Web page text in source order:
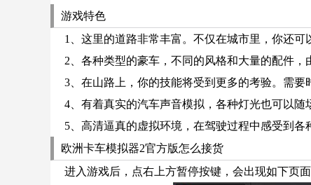
游戏特色
1、这里的道路非常丰富。不仅在城市里，你还可
2、各种类型的豪车，不同的风格和大量的配件，
3、在山路上，你的技能将受到更多的考验。需要
4、有着真实的汽车声音模拟，各种灯光也可以随
5、高清逼真的虚拟环境，在驾驶过程中感受到各
欧洲卡车模拟器2官方版怎么接货
进入游戏后，点右上方暂停按键，会出现如下页